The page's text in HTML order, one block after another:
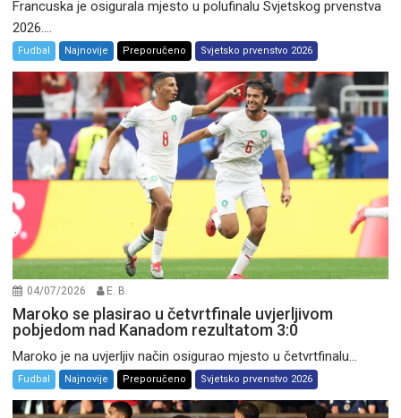
Francuska je osigurala mjesto u polufinalu Svjetskog prvenstva
2026....
Fudbal Najnovije Preporučeno Svjetsko prvenstvo 2026
04/07/2026 E. B.
Maroko se plasirao u četvrtfinale uvjerljivom
pobjedom nad Kanadom rezultatom 3:0
Maroko je na uvjerljiv način osigurao mjesto u četvrtfinalu...
Fudbal Najnovije Preporučeno Svjetsko prvenstvo 2026